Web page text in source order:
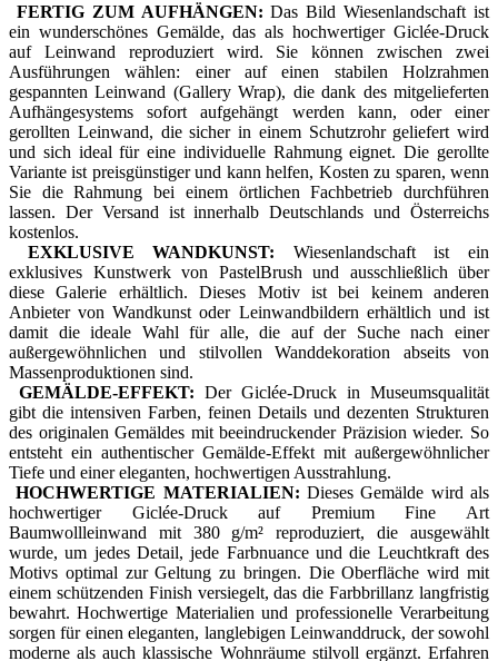
FERTIG ZUM AUFHÄNGEN:Das Bild Wiesenlandschaft ist
ein wunderschönes Gemälde, das als hochwertiger Giclée-Druck
auf Leinwand reproduziert wird. Sie können zwischen zwei
Ausführungen wählen: einer auf einen stabilen Holzrahmen
gespannten Leinwand (Gallery Wrap), die dank des mitgelieferten
Aufhängesystems sofort aufgehängt werden kann, oder einer
gerollten Leinwand, die sicher in einem Schutzrohr geliefert wird
und sich ideal für eine individuelle Rahmung eignet. Die gerollte
Variante ist preisgünstiger und kann helfen, Kosten zu sparen, wenn
Sie die Rahmung bei einem örtlichen Fachbetrieb durchführen
lassen. Der Versand ist innerhalb Deutschlands und Österreichs
kostenlos.
EXKLUSIVE WANDKUNST: Wiesenlandschaft ist ein
exklusives Kunstwerk von PastelBrush und ausschließlich über
diese Galerie erhältlich. Dieses Motiv ist bei keinem anderen
Anbieter von Wandkunst oder Leinwandbildern erhältlich und ist
damit die ideale Wahl für alle, die auf der Suche nach einer
außergewöhnlichen und stilvollen Wanddekoration abseits von
Massenproduktionen sind.
GEMÄLDE-EFFEKT: Der Giclée-Druck in Museumsqualität
gibt die intensiven Farben, feinen Details und dezenten Strukturen
des originalen Gemäldes mit beeindruckender Präzision wieder. So
entsteht ein authentischer Gemälde-Effekt mit außergewöhnlicher
Tiefe und einer eleganten, hochwertigen Ausstrahlung.
HOCHWERTIGE MATERIALIEN: Dieses Gemälde wird als
hochwertiger Giclée-Druck auf Premium Fine Art
Baumwollleinwand mit 380 g/m² reproduziert, die ausgewählt
wurde, um jedes Detail, jede Farbnuance und die Leuchtkraft des
Motivs optimal zur Geltung zu bringen. Die Oberfläche wird mit
einem schützenden Finish versiegelt, das die Farbbrillanz langfristig
bewahrt. Hochwertige Materialien und professionelle Verarbeitung
sorgen für einen eleganten, langlebigen Leinwanddruck, der sowohl
moderne als auch klassische Wohnräume stilvoll ergänzt. Erfahren